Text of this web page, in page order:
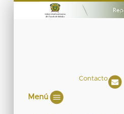
Contacto
Menú